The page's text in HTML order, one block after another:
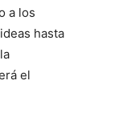
a los
hasta
el